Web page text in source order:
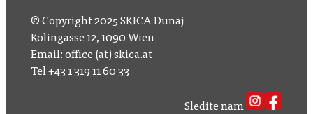
© Copyright 2025 SKICA Dunaj
Kolingasse 12, 1090 Wien
Email: office (at) skica.at
Tel+43 1 319 11 60 33
Sledite nam